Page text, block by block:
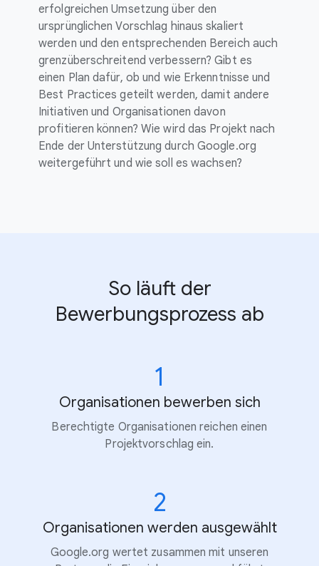
erfolgreichen Umsetzung über den
ursprünglichen Vorschlag hinaus skaliert
werden und den entsprechenden Bereich auch
grenzüberschreitend verbessern? Gibt es
einen Plan dafür, ob und wie Erkenntnisse und
Best Practices geteilt werden, damit andere
Initiativen und Organisationen davon
profitieren können? Wie wird das Projekt nach
Ende der Unterstützung durch Google.org
weitergeführt und wie soll es wachsen?
So läuft der
Bewerbungsprozess ab
1
Organisationen bewerben sich
Berechtigte Organisationen reichen einen
Projektvorschlag ein.
2
Organisationen werden ausgewählt
Google.org wertet zusammen mit unseren